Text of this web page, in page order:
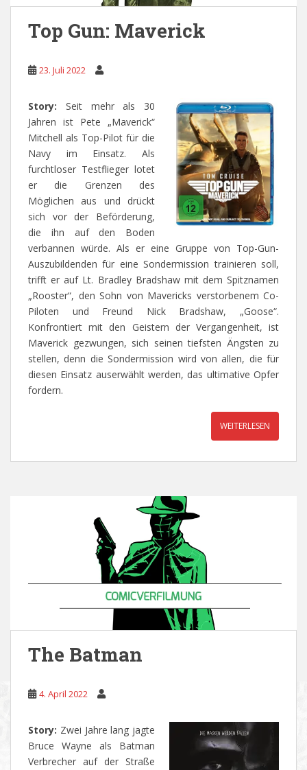
Top Gun: Maverick
23. Juli 2022
Story: Seit mehr als 30
Jahren ist Pete „Maverick“
Mitchell als Top-Pilot für die
Navy im Einsatz. Als
furchtloser Testflieger lotet
er die Grenzen des
Möglichen aus und drückt
sich vor der Beförderung,
die ihn auf den Boden
verbannen würde. Als er eine Gruppe von Top-Gun-
Auszubildenden für eine Sondermission trainieren soll,
trifft er auf Lt. Bradley Bradshaw mit dem Spitznamen
„Rooster“, den Sohn von Mavericks verstorbenem Co-
Piloten und Freund Nick Bradshaw, „Goose“.
Konfrontiert mit den Geistern der Vergangenheit, ist
Maverick gezwungen, sich seinen tiefsten Ängsten zu
stellen, denn die Sondermission wird von allen, die für
diesen Einsatz auserwählt werden, das ultimative Opfer
fordern.
WEITERLESEN
The Batman
4. April 2022
Story: Zwei Jahre lang jagte
Bruce Wayne als Batman
Verbrecher auf der Straße